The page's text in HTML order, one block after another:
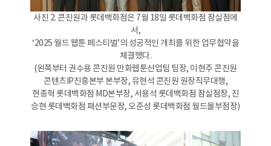
사진 2. 콘진원과 롯데백화점은 7월 18일 롯데백화점 잠실점에
서,
‘2025 월드 웹툰 페스티벌’의 성공적인 개최를 위한 업무협약을
체결했다.
(왼쪽부터 권수용 콘진원 만화웹툰산업팀 팀장, 이현주 콘진원
콘텐츠IP진흥본부 본부장, 유현석 콘진원 원장직무대행,
현종혁 롯데백화점 MD본부장, 서용석 롯데백화점 잠실점장, 진
승현 롯데백화점 패션부문장, 오준성 롯데백화점 월드몰부점장)